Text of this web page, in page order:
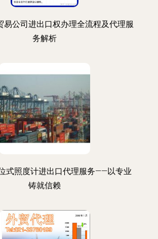
易公司进出口权办理全流程及代理服
务解析
式照度计进出口代理服务——以专业
铸就信赖